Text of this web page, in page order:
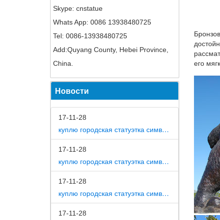
Skype: cnstatue
Whats App: 0086 13938480725
Tel: 0086-13938480725
Add:Quyang County, Hebei Province,
China.
Новости
17-11-28
куплю городская статуэтка символ собака в дом
17-11-28
куплю городская статуэтка символ собака в метро москвы
17-11-28
куплю городская статуэтка символ собака на площади революции
17-11-28
неделя
года
Как
его